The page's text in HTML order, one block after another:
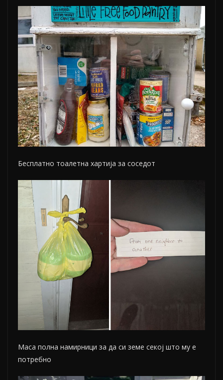
Бесплатно тоалетна хартија за соседот
Маса полна намирници за да си земе секој што му е
потребно